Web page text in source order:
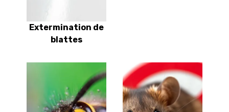
Extermination de
blattes